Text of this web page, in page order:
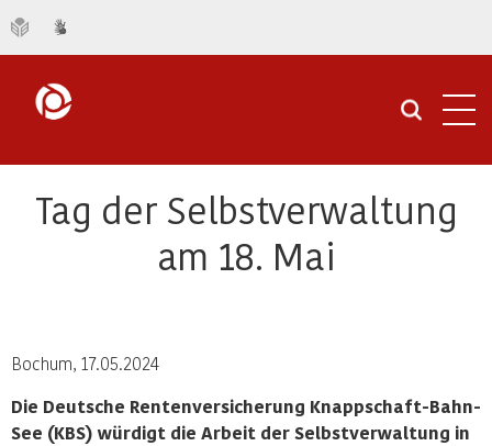
Tag der Selbstverwaltung
am 18. Mai
Bochum, 17.05.2024
Die Deutsche Rentenversicherung Knappschaft-Bahn-
See (KBS) würdigt die Arbeit der Selbstverwaltung in